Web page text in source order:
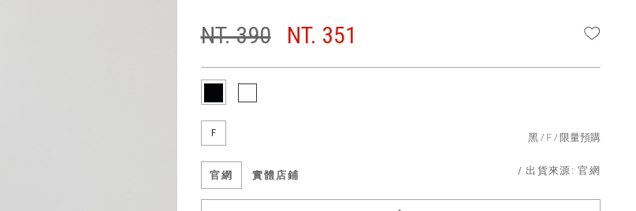
NT. 390 NT. 351
F 黑 F 限量預購
官網 實體店鋪 / 出貨來源:官網